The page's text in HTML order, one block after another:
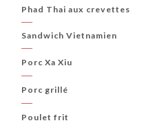
Phad Thai aux crevettes
Sandwich Vietnamien
Porc Xa Xiu
Porc grillé
Poulet frit